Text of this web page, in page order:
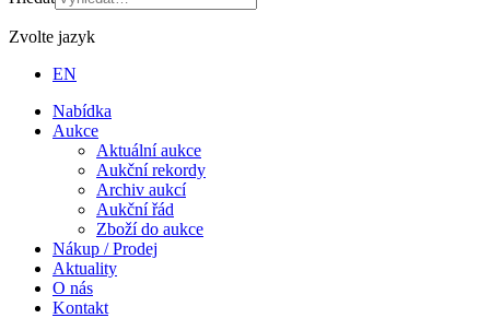
Zvolte jazyk
EN
Nabídka
Aukce
Aktuální aukce
Aukční rekordy
Archiv aukcí
Aukční řád
Zboží do aukce
Nákup / Prodej
Aktuality
O nás
Kontakt